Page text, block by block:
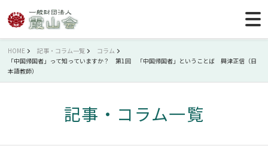
HOME 記事・コラム一覧
コラム
「中国帰国者」って知っていますか？ 第1回 「中国帰国者」ということば 興津正信（日
本語教師）
記事・コラム一覧